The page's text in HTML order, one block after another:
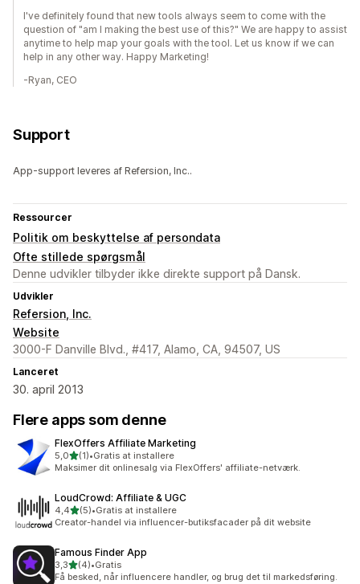
I've definitely found that new tools always seem to come with the
question of "am I making the best use of this?" We are happy to assist
anytime to help map your goals with the tool. Let us know if we can
help in any other way. Happy Marketing!
-Ryan, CEO
Support
App-support leveres af Refersion, Inc..
Ressourcer
Politik om beskyttelse af persondata
Ofte stillede spørgsmål
Denne udvikler tilbyder ikke direkte support på Dansk.
Udvikler
Refersion, Inc.
Website
3000-F Danville Blvd., #417, Alamo, CA, 94507, US
Lanceret
30. april 2013
Flere apps som denne
FlexOffers Affiliate Marketing
5,0ud af 5 stjerner
(1)
1 anmeldelser i alt
•Gratis at installere
Maksimer dit onlinesalg via FlexOffers' affiliate-netværk.
LoudCrowd: Affiliate & UGC
4,4ud af 5 stjerner
(5)
5 anmeldelser i alt
•Gratis at installere
Creator-handel via influencer-butiksfacader på dit website
Famous Finder App
3,3ud af 5 stjerner
(4)
4 anmeldelser i alt
•Gratis
Få besked, når influencere handler, og brug det til markedsføring.